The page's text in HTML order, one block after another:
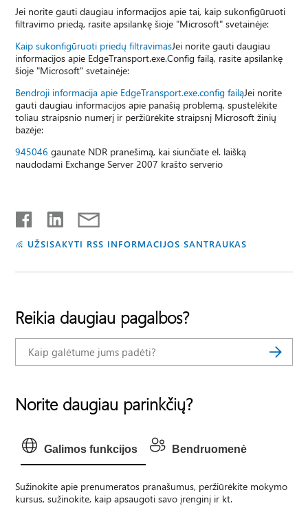
Jei norite gauti daugiau informacijos apie tai, kaip sukonfigūruoti
filtravimo priedą, rasite apsilankę šioje "Microsoft" svetainėje:
Kaip sukonfigūruoti priedų filtravimasJei norite gauti daugiau
informacijos apie EdgeTransport.exe.Config failą, rasite apsilankę
šioje "Microsoft" svetainėje:
Bendroji informacija apie EdgeTransport.exe.config failąJei norite
gauti daugiau informacijos apie panašią problemą, spustelėkite
toliau straipsnio numerį ir peržiūrėkite straipsnį Microsoft žinių
bazėje:
945046 gaunate NDR pranešimą, kai siunčiate el. laišką
naudodami Exchange Server 2007 krašto serverio
UŽSISAKYTI RSS INFORMACIJOS SANTRAUKAS
Reikia daugiau pagalbos?
Norite daugiau parinkčių?
Galimos funkcijos Bendruomenė
Sužinokite apie prenumeratos pranašumus, peržiūrėkite mokymo
kursus, sužinokite, kaip apsaugoti savo įrenginį ir kt.